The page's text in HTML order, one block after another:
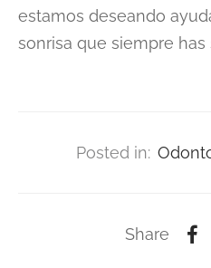
estamos deseando
sonrisa que siempre has
Posted in:
Share